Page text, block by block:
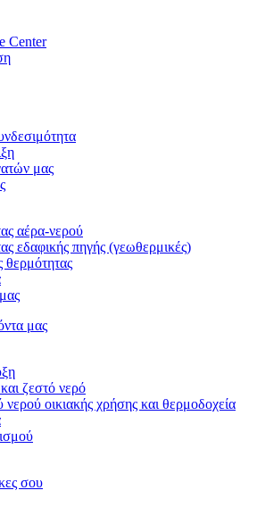
Center
μας
αέρα-νερού
εδαφικής πηγής (γεωθερμικές)
θερμότητας
μας
ζεστό νερό
νερού οικιακής χρήσης και θερμοδοχεία
σου